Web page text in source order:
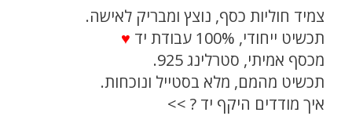
צמיד חוליות כסף, נוצץ ומבריק לאישה.
תכשיט ייחודי, 100% עבודת יד
♥
מכסף אמיתי, סטרלינג 925.
תכשיט מהמם, מלא בסטייל ונוכחות.
איך מודדים היקף יד ? >>